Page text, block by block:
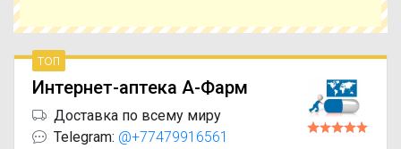
топ
Интернет-аптека А-Фарм
Доставка по всему миру
Telegram: @+77479916561